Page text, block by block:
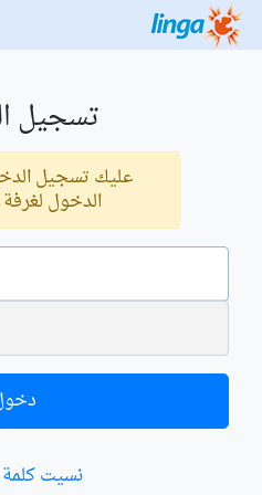
تسجيل
عليك تسجيل
الدخول لغرفة
البريد الالكتروني
الكلمة السرية
نسيت كلمة